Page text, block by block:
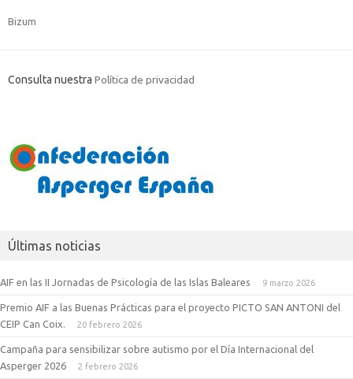
Bizum
Consulta nuestra Política de privacidad
Últimas noticias
AIF en las II Jornadas de Psicología de las Islas Baleares 9 marzo 2026
Premio AIF a las Buenas Prácticas para el proyecto PICTO SAN ANTONI del
CEIP Can Coix.
20 febrero 2026
Campaña para sensibilizar sobre autismo por el Día Internacional del
Asperger 2026
2 febrero 2026